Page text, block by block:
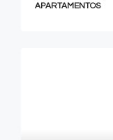
APARTAMENTOS